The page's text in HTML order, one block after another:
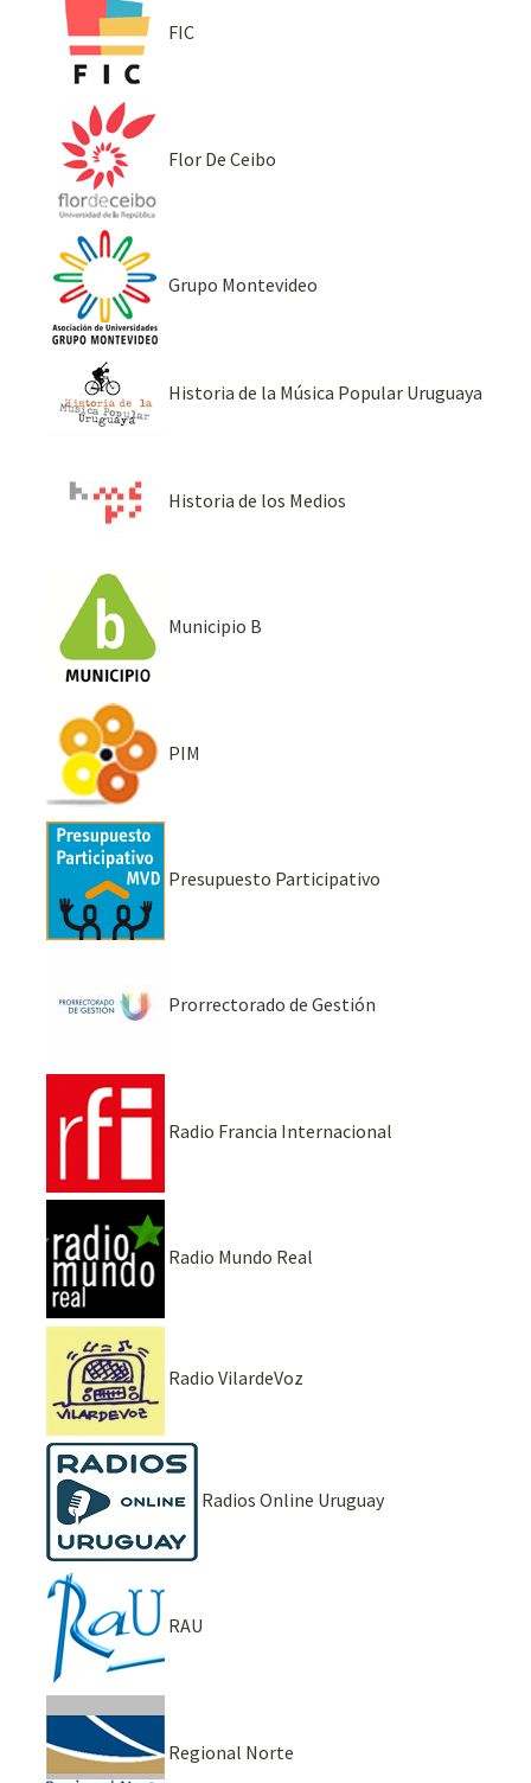
FIC
Flor De Ceibo
Grupo Montevideo
Historia de la Música Popular Uruguaya
Historia de los Medios
Municipio B
PIM
Presupuesto Participativo
Prorrectorado de Gestión
Radio Francia Internacional
Radio Mundo Real
Radio VilardeVoz
Radios Online Uruguay
RAU
Regional Norte